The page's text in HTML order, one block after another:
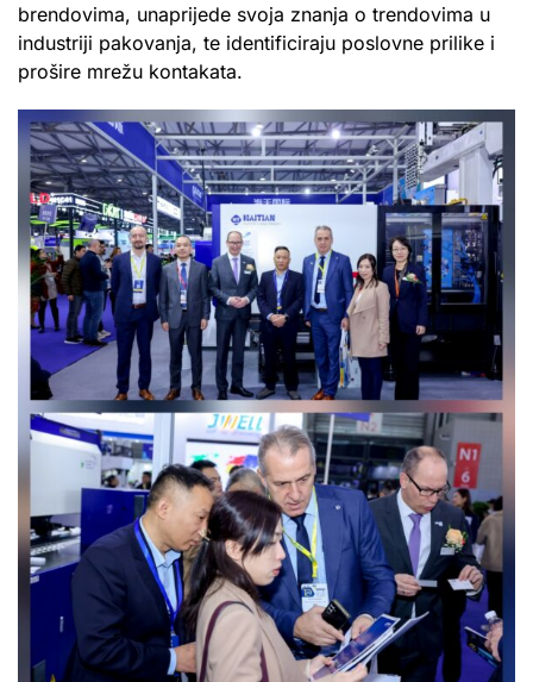
brendovima, unaprijede svoja znanja o trendovima u
industriji pakovanja, te identificiraju poslovne prilike i
prošire mrežu kontakata.